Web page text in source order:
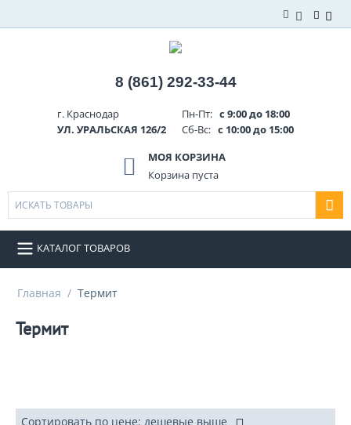
8 (861) 292-33-44
г. Краснодар
УЛ. УРАЛЬСКАЯ 126/2
Пн-Пт: с 9:00 до 18:00
Сб-Вс: с 10:00 до 15:00
МОЯ КОРЗИНА
Корзина пуста
КАТАЛОГ ТОВАРОВ
Главная / Термит
Термит
Сортировать по цене: дешевые выше